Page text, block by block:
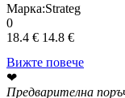
Марка:Strateg
0
18.4 € 14.8 €
Вижте повече
❤
Предварителна